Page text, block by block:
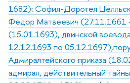
1682): София-Доротея
Федор Матвеевич (27.11.1661
(15.01.1693), двинской
12.12.1693 по
Адмиралтейского приказа
адмирал, действительный